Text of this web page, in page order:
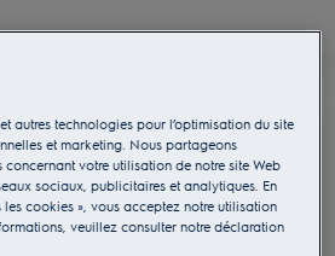
garantie
autres technologies pour l’optimisation du site
et marketing. Nous partageons
votre utilisation de notre site Web
sociaux, publicitaires et analytiques. En
les cookies », vous acceptez notre utilisation
veuillez consulter notre déclaration